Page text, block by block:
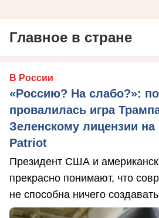
Главное в стране
В России
«Россию? На слабо?»:
провалилась игра
Зеленскому лицензии
Patriot
Президент США и
прекрасно понимают, что
не способна ничего